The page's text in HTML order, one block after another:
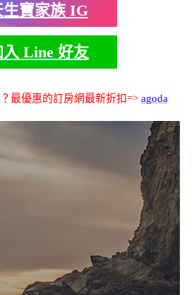
生寶家族 IG
入 Line 好友
最優惠的訂房網最新折扣=> agoda